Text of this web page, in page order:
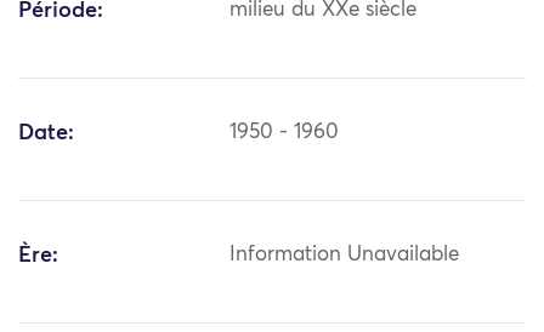
Période: milieu du XXe siècle
Date: 1950 - 1960
Ère: Information Unavailable